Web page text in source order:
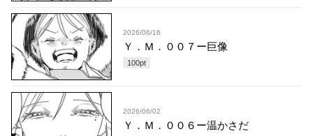
2026/06/16
Ｙ．Ｍ．００７ー巨像
100pt
2026/06/02
Ｙ．Ｍ．００６ー温かさだ